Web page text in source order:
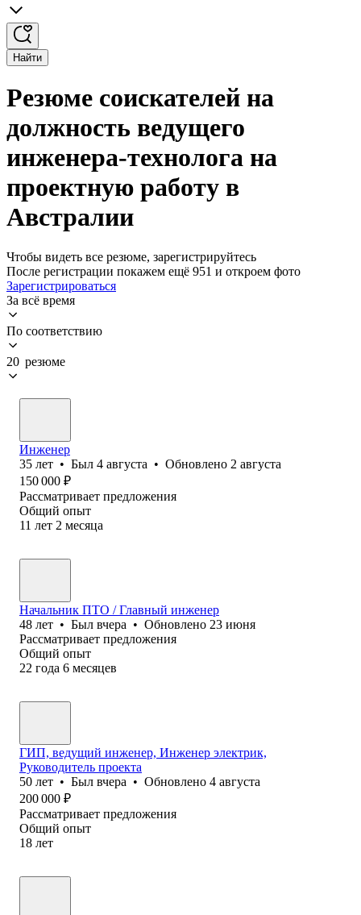
Найти
Резюме соискателей на
должность ведущего
инженера-технолога на
проектную работу в
Австралии
Чтобы видеть все резюме, зарегистрируйтесь
После регистрации покажем ещё 951 и откроем фото
Зарегистрироваться
За всё время
По соответствию
20 резюме
Инженер
35 лет • Был 4 августа • Обновлено 2 августа
150 000 ₽
Рассматривает предложения
Общий опыт
11 лет 2 месяца
Начальник ПТО / Главный инженер
48 лет • Был вчера • Обновлено 23 июня
Рассматривает предложения
Общий опыт
22 года 6 месяцев
ГИП, ведущий инженер, Инженер электрик,
Руководитель проекта
50 лет • Был вчера • Обновлено 4 августа
200 000 ₽
Рассматривает предложения
Общий опыт
18 лет